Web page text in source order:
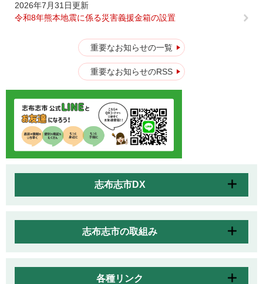
2026年7月31日更新
令和8年熊本地震に係る災害義援金箱の設置
重要なお知らせの一覧
重要なお知らせのRSS
志布志市DX
志布志市の取組み
各種リンク